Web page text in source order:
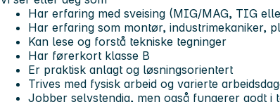
Har erfaring med sveising (MIG/MAG, TIG
Har erfaring som montør, industrimekaniker,
Kan lese og forstå tekniske tegninger
Har førerkort klasse B
Er praktisk anlagt og løsningsorientert
Trives med fysisk arbeid og varierte
Jobber selvstendig, men også fungerer godt i